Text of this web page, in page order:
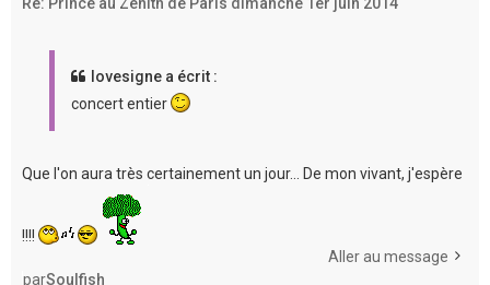
lovesigne a écrit :
concert entier
Que l'on aura très certainement un jour... De mon vivant, j'espère
!!!!
Aller au message
parSoulfish